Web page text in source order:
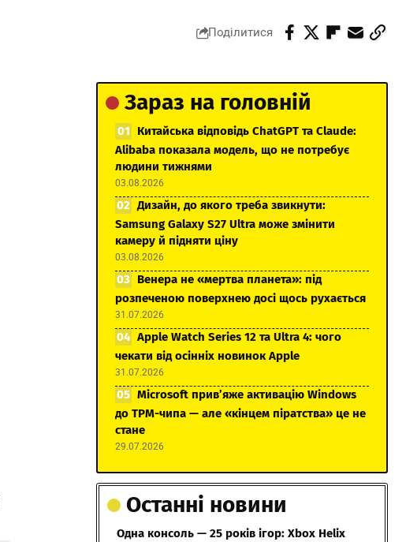
Поділитися
Зараз на головній
Китайська відповідь ChatGPT та Claude:
Alibaba показала модель, що не потребує
людини тижнями
03.08.2026
Дизайн, до якого треба звикнути:
Samsung Galaxy S27 Ultra може змінити
камеру й підняти ціну
03.08.2026
Венера не «мертва планета»: під
розпеченою поверхнею досі щось рухається
31.07.2026
Apple Watch Series 12 та Ultra 4: чого
чекати від осінніх новинок Apple
31.07.2026
Microsoft прив’яже активацію Windows
до TPM-чипа — але «кінцем піратства» це не
стане
29.07.2026
Останні новини
Одна консоль — 25 років ігор: Xbox Helix